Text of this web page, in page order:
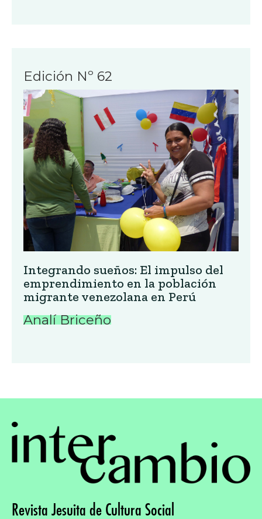
Edición Nº 62
Integrando sueños: El impulso del
emprendimiento en la población
migrante venezolana en Perú
Analí Briceño
Revista Jesuita de Cultura Social